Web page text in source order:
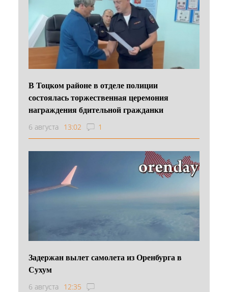
В Тоцком районе в отделе полиции
состоялась торжественная церемония
награждения бдительной гражданки
6 августа 13:02 1
Задержан вылет самолета из Оренбурга в
Сухум
6 августа 12:35